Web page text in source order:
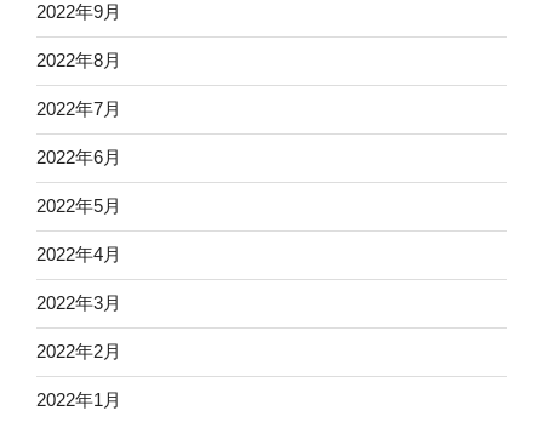
2022年9月
2022年8月
2022年7月
2022年6月
2022年5月
2022年4月
2022年3月
2022年2月
2022年1月